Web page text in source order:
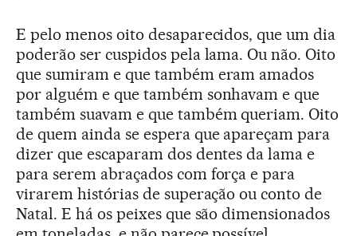
E pelo menos oito desaparecidos, que um dia
poderão ser cuspidos pela lama. Ou não. Oito
que sumiram e que também eram amados
por alguém e que também sonhavam e que
também suavam e que também queriam. Oito
de quem ainda se espera que apareçam para
dizer que escaparam dos dentes da lama e
para serem abraçados com força e para
virarem histórias de superação ou conto de
Natal. E há os peixes que são dimensionados